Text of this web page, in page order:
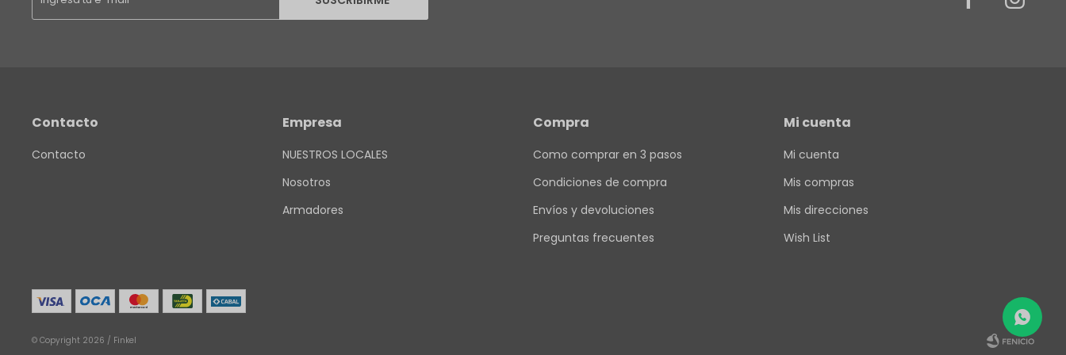
Contacto
Contacto
Empresa
NUESTROS LOCALES
Nosotros
Armadores
Compra
Como comprar en 3 pasos
Condiciones de compra
Envíos y devoluciones
Preguntas frecuentes
Mi cuenta
Mi cuenta
Mis compras
Mis direcciones
Wish List
© Copyright 2026 / Finkel